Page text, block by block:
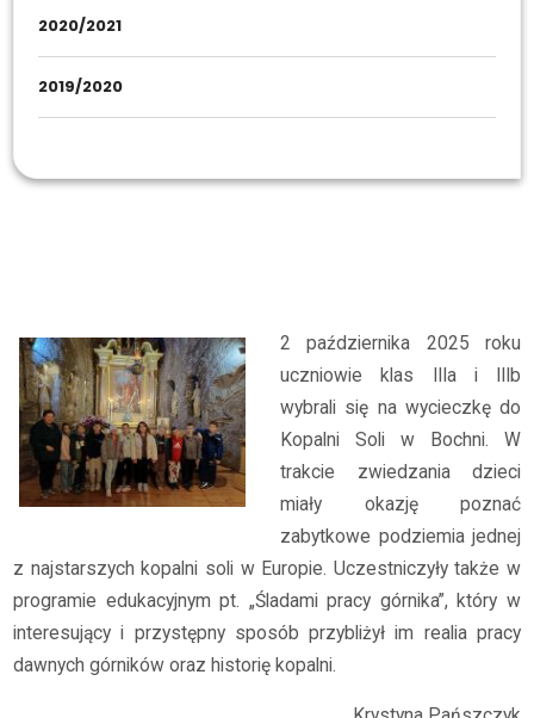
2020/2021
2019/2020
2 października 2025 roku
uczniowie klas IIIa i IIIb
wybrali się na wycieczkę do
Kopalni Soli w Bochni. W
trakcie zwiedzania dzieci
miały okazję poznać
zabytkowe podziemia jednej
z najstarszych kopalni soli w Europie. Uczestniczyły także w
programie edukacyjnym pt. „Śladami pracy górnika”, który w
interesujący i przystępny sposób przybliżył im realia pracy
dawnych górników oraz historię kopalni.